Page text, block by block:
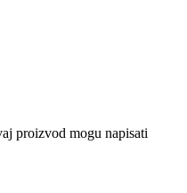
proizvod mogu napisati